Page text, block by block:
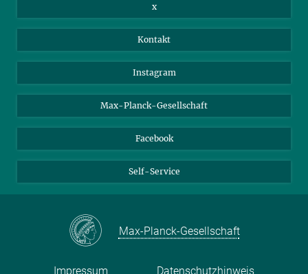
Nextcloud
x
Kontakt
Instagram
Max-Planck-Gesellschaft
Facebook
Self-Service
Max-Planck-Gesellschaft
Impressum Datenschutzhinweis